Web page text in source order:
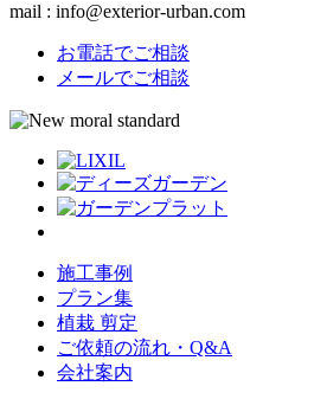
mail : info@exterior-urban.com
お電話でご相談
メールでご相談
施工事例
プラン集
植栽 剪定
ご依頼の流れ・Q&A
会社案内